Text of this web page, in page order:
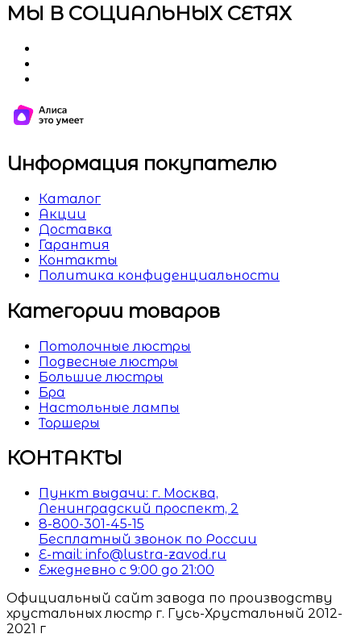
МЫ В СОЦИАЛЬНЫХ СЕТЯХ
Информация покупателю
Каталог
Акции
Доставка
Гарантия
Контакты
Политика конфиденциальности
Категории товаров
Потолочные люстры
Подвесные люстры
Большие люстры
Бра
Настольные лампы
Торшеры
КОНТАКТЫ
Пункт выдачи: г. Москва,
Ленинградский проспект, 2
8-800-301-45-15
Бесплатный звонок по России
E-mail: info@lustra-zavod.ru
Ежедневно с 9:00 до 21:00
Официальный сайт завода по производству
хрустальных люстр г. Гусь-Хрустальный 2012-
2021 г